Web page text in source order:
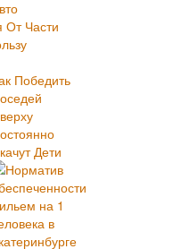
От Части
Победить
Дети